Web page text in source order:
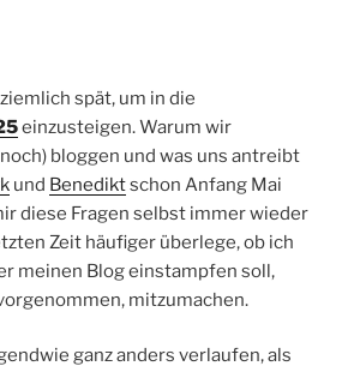
spät, um in die
einzusteigen. Warum wir
bloggen und was uns antreibt
und Benediktschon Anfang Mai
diese Fragen selbst immer wieder
Zeit häufiger überlege, ob ich
meinen Blog einstampfen soll,
mitzumachen.
ganz anders verlaufen, als